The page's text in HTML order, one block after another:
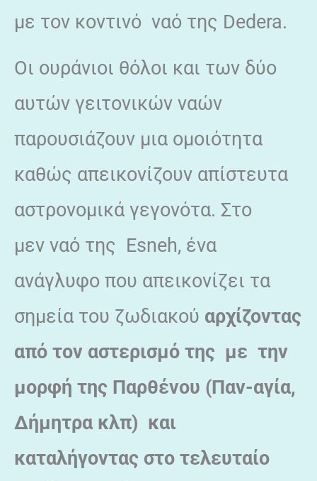
με τον κοντινό ναό της Dedera.
Οι ουράνιοι θόλοι και των δύο
αυτών γειτονικών ναών
παρουσιάζουν μια ομοιότητα
καθώς απεικονίζουν απίστευτα
αστρονομικά γεγονότα. Στο
μεν ναό της Esneh, ένα
ανάγλυφο που απεικονίζει τα
σημεία του ζωδιακού αρχίζοντας
από τον αστερισμό της με την
μορφή της Παρθένου (Παν-αγία,
Δήμητρα κλπ) και
καταλήγοντας στο τελευταίο